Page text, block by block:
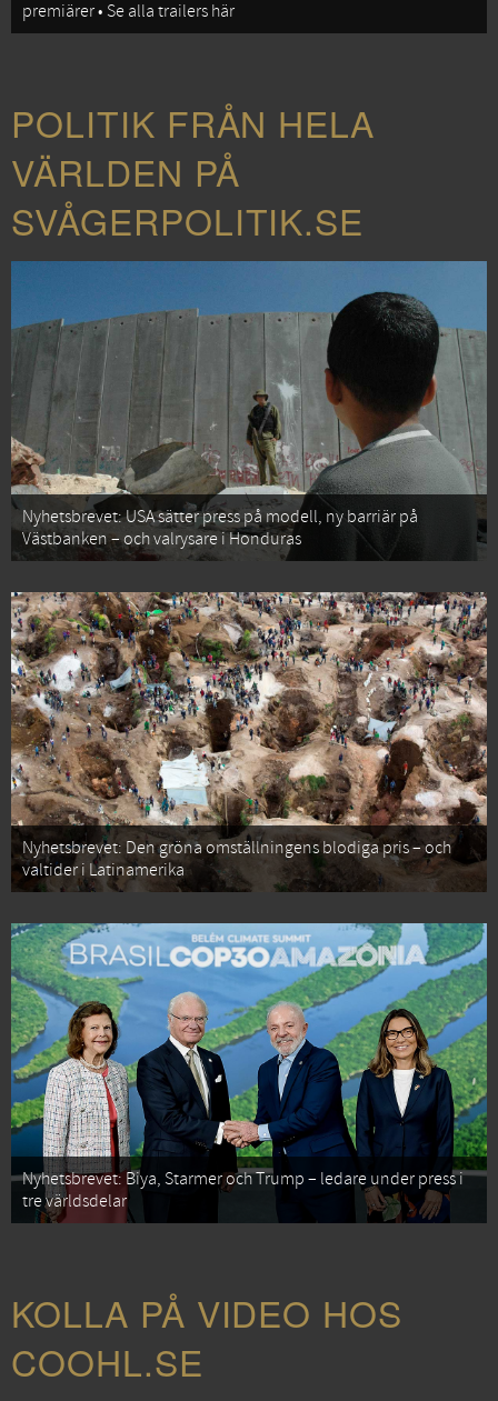
premiärer • Se alla trailers här
POLITIK FRÅN HELA
VÄRLDEN PÅ
SVÅGERPOLITIK.SE
Nyhetsbrevet: USA sätter press på modell, ny barriär på
Västbanken – och valrysare i Honduras
Nyhetsbrevet: Den gröna omställningens blodiga pris – och
valtider i Latinamerika
Nyhetsbrevet: Biya, Starmer och Trump – ledare under press i
tre världsdelar
KOLLA PÅ VIDEO HOS
COOHL.SE